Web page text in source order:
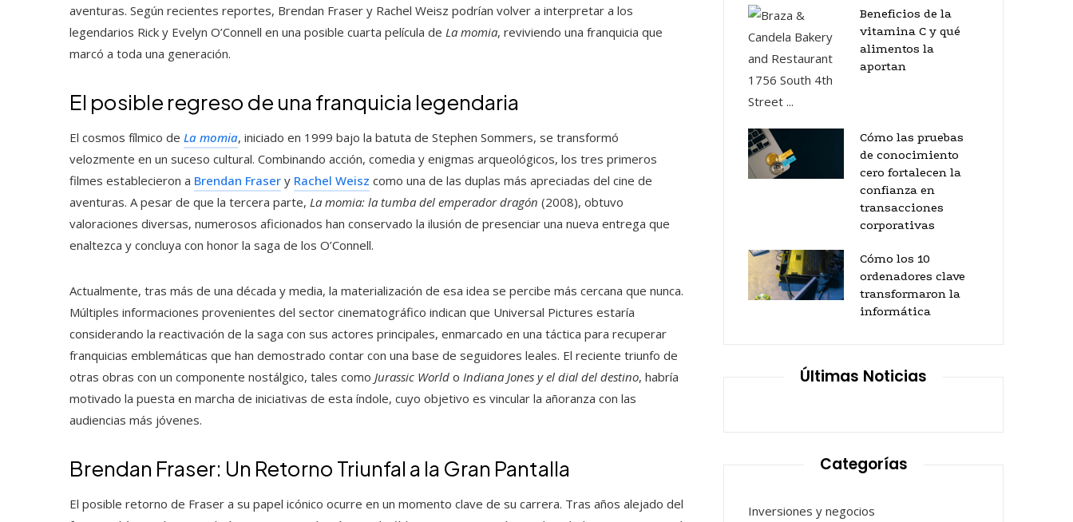
aventuras. Según recientes reportes, Brendan Fraser y Rachel Weisz podrían volver a interpretar a los
legendarios Rick y Evelyn O’Connell en una posible cuarta película de La momia, reviviendo una franquicia que
marcó a toda una generación.
El posible regreso de una franquicia legendaria
El cosmos fílmico de La momia, iniciado en 1999 bajo la batuta de Stephen Sommers, se transformó
velozmente en un suceso cultural. Combinando acción, comedia y enigmas arqueológicos, los tres primeros
filmes establecieron a Brendan Fraser y Rachel Weisz como una de las duplas más apreciadas del cine de
aventuras. A pesar de que la tercera parte, La momia: la tumba del emperador dragón (2008), obtuvo
valoraciones diversas, numerosos aficionados han conservado la ilusión de presenciar una nueva entrega que
enaltezca y concluya con honor la saga de los O’Connell.
Actualmente, tras más de una década y media, la materialización de esa idea se percibe más cercana que nunca.
Múltiples informaciones provenientes del sector cinematográfico indican que Universal Pictures estaría
considerando la reactivación de la saga con sus actores principales, enmarcado en una táctica para recuperar
franquicias emblemáticas que han demostrado contar con una base de seguidores leales. El reciente triunfo de
otras obras con un componente nostálgico, tales como Jurassic World o Indiana Jones y el dial del destino, habría
motivado la puesta en marcha de iniciativas de esta índole, cuyo objetivo es vincular la añoranza con las
audiencias más jóvenes.
Brendan Fraser: Un Retorno Triunfal a la Gran Pantalla
El posible retorno de Fraser a su papel icónico ocurre en un momento clave de su carrera. Tras años alejado del
Beneficios de la
vitamina C y qué
alimentos la
aportan
Cómo las pruebas
de conocimiento
cero fortalecen la
confianza en
transacciones
corporativas
Cómo los 10
ordenadores clave
transformaron la
informática
Últimas Noticias
Categorías
Inversiones y negocios